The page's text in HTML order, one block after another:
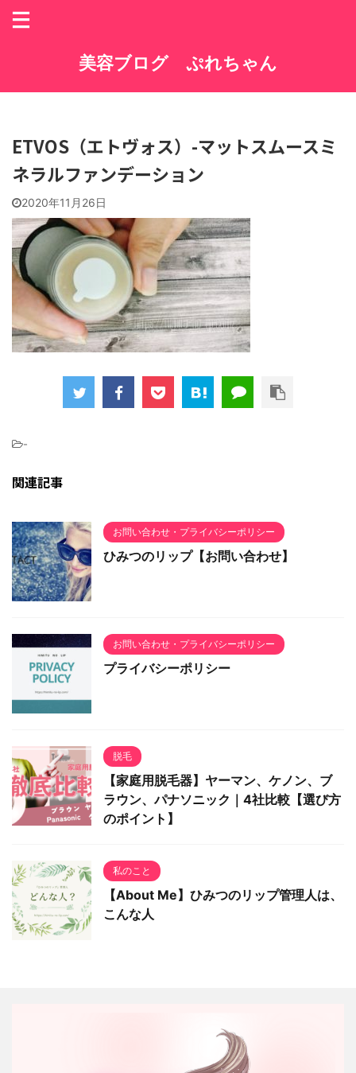
美容ブログ ぷれちゃん
ETVOS（エトヴォス）-マットスムースミ
ネラルファンデーション
2020年11月26日
-
関連記事
お問い合わせ・プライバシーポリシー
ひみつのリップ【お問い合わせ】
お問い合わせ・プライバシーポリシー
プライバシーポリシー
脱毛
【家庭用脱毛器】ヤーマン、ケノン、ブ
ラウン、パナソニック｜4社比較【選び方
のポイント】
私のこと
【About Me】ひみつのリップ管理人は、
こんな人